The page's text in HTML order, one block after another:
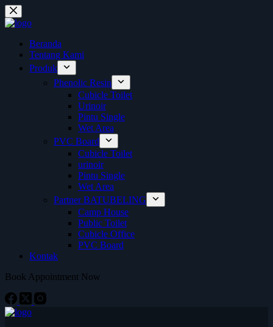
Skip
to
content
Beranda
Tentang Kami
Produk
Phenolic Resin
Cubicle Toilet
Urinoir
Pintu Single
Wet Area
PVC Board
Cubicle Toilet
urinoir
Pintu Single
Wet Area
Partner BATUBELING
Camp House
Public Toilet
Cubicle Office
PVC Board
Kontak
Book Appointment Now